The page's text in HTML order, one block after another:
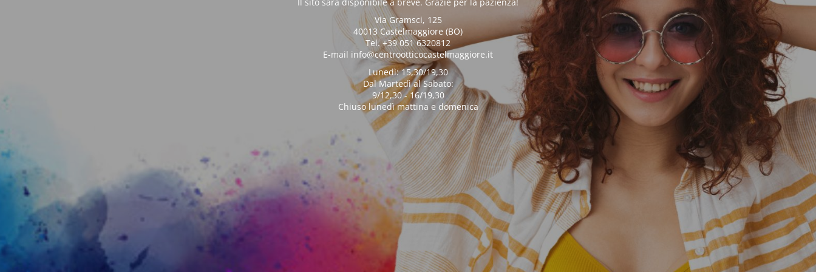
Via Gramsci, 125
40013 Castelmaggiore (BO)
Tel. +39 051 6320812
E-mail info@centrootticocastelmaggiore.it
Lunedì: 15,30/19,30
Dal Martedì al Sabato:
9/12,30 - 16/19,30
Chiuso lunedì mattina e domenica